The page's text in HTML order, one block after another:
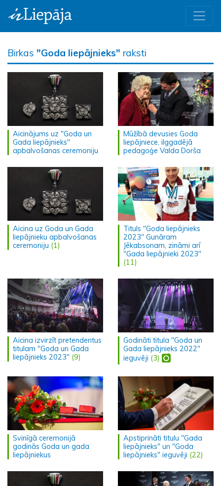
Birkas "Goda liepājnieks" raksti
Aicinājums uz "Goda un
Gada liepājnieks"
apbalvošanas ceremoniju
Mūžībā devusies Goda
liepājniece, ilggadējā
pedagoģe Valda Dorša
Aicina uz Goda un Gada
liepājnieku apbalvošanas
ceremoniju (1)
Tituls "Goda liepājnieks
2023" Gunāram
Jēkabsonam, zināmi arī
"Gada liepājnieki 2023"
(11)
Aicina izvirzīt pretendentus
titulam "Goda un Gada
liepājnieks 2023" (9)
Godināti titula "Goda un
Gada liepājnieks 2022"
ieguvēji (3)
Svinīgā ceremonijā
godinās Goda un gada
liepājniekus
Apstiprināti titulu "Gada
liepājnieks" un "Goda
liepājnieks" ieguvēji (22)